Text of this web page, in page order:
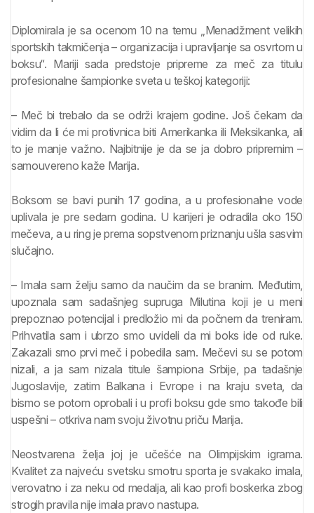
Diplomirala je sa ocenom 10 na temu „Menadžment velikih
sportskih takmičenja – organizacija i upravljanje sa osvrtom u
boksu“. Mariji sada predstoje pripreme za meč za titulu
profesionalne šampionke sveta u teškoj kategoriji:
– Meč bi trebalo da se održi krajem godine. Još čekam da
vidim da li će mi protivnica biti Amerikanka ili Meksikanka, ali
to je manje važno. Najbitnije je da se ja dobro pripremim –
samouvereno kaže Marija.
Boksom se bavi punih 17 godina, a u profesionalne vode
uplivala je pre sedam godina. U karijeri je odradila oko 150
mečeva, a u ring je prema sopstvenom priznanju ušla sasvim
slučajno.
– Imala sam želju samo da naučim da se branim. Međutim,
upoznala sam sadašnjeg supruga Milutina koji je u meni
prepoznao potencijal i predložio mi da počnem da treniram.
Prihvatila sam i ubrzo smo uvideli da mi boks ide od ruke.
Zakazali smo prvi meč i pobedila sam. Mečevi su se potom
nizali, a ja sam nizala titule šampiona Srbije, pa tadašnje
Jugoslavije, zatim Balkana i Evrope i na kraju sveta, da
bismo se potom oprobali i u profi boksu gde smo takođe bili
uspešni – otkriva nam svoju životnu priču Marija.
Neostvarena želja joj je učešće na Olimpijskim igrama.
Kvalitet za najveću svetsku smotru sporta je svakako imala,
verovatno i za neku od medalja, ali kao profi boskerka zbog
strogih pravila nije imala pravo nastupa.